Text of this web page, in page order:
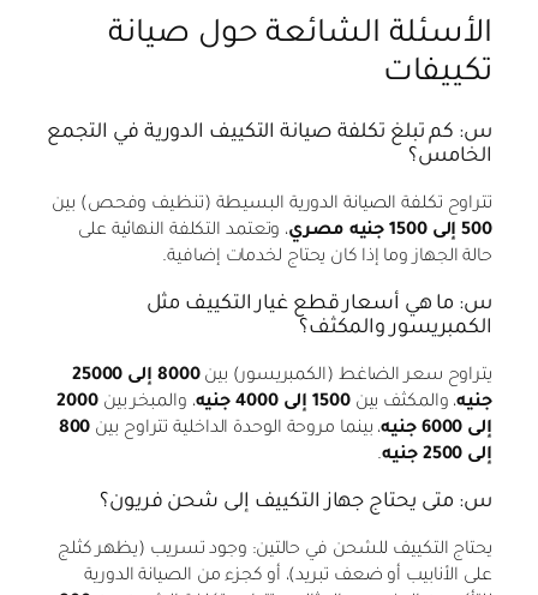
الأسئلة الشائعة حول صيانة
تكييفات
س: كم تبلغ تكلفة صيانة التكييف الدورية في التجمع
الخامس؟
تتراوح تكلفة الصيانة الدورية البسيطة (تنظيف وفحص) بين
500 إلى 1500 جنيه مصري
، وتعتمد التكلفة النهائية على
حالة الجهاز وما إذا كان يحتاج لخدمات إضافية.
س: ما هي أسعار قطع غيار التكييف مثل
الكمبريسور والمكثف؟
يتراوح سعر الضاغط (الكمبريسور) بين
8000 إلى 25000
جنيه، والمكثف بين1500 إلى 4000 جنيه ، والمبخر بين2000
إلى 6000 جنيه
، بينما مروحة الوحدة الداخلية تتراوح بين 800
إلى 2500 جنيه
.
س: متى يحتاج جهاز التكييف إلى شحن فريون؟
يحتاج التكييف للشحن في حالتين: وجود تسريب (يظهر كثلج
على الأنابيب أو ضعف تبريد)، أو كجزء من الصيانة الدورية